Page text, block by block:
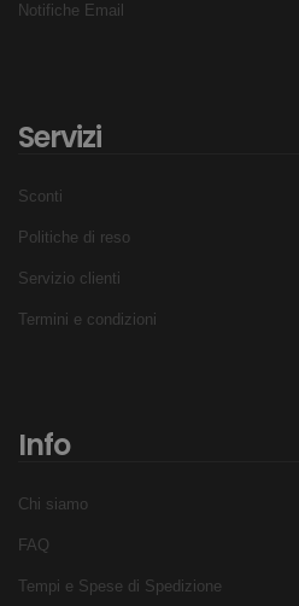
Notifiche Email
Servizi
Sconti
Politiche di reso
Servizio clienti
Termini e condizioni
Info
Chi siamo
FAQ
Tempi e Spese di Spedizione